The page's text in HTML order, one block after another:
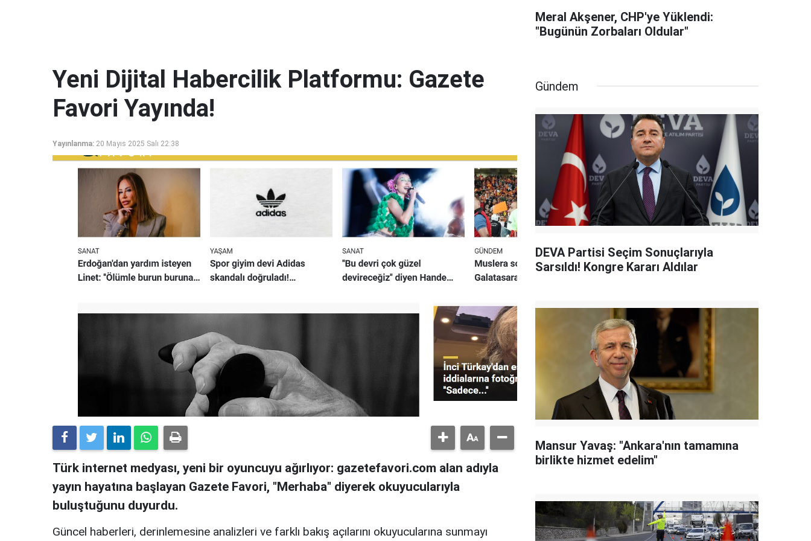
Meral Akşener, CHP'ye Yüklendi:
"Bugünün Zorbaları Oldular"
Yeni Dijital Habercilik Platformu: Gazete
Favori Yayında!
Yayınlanma: 20 Mayıs 2025 Salı 22:38
Türk internet medyası, yeni bir oyuncuyu ağırlıyor: gazetefavori.com alan adıyla
yayın hayatına başlayan Gazete Favori, "Merhaba" diyerek okuyucularıyla
buluştuğunu duyurdu.
Güncel haberleri, derinlemesine analizleri ve farklı bakış açılarını okuyucularına sunmayı
Gündem
DEVA Partisi Seçim Sonuçlarıyla
Sarsıldı! Kongre Kararı Aldılar
Mansur Yavaş: "Ankara'nın tamamına
birlikte hizmet edelim"